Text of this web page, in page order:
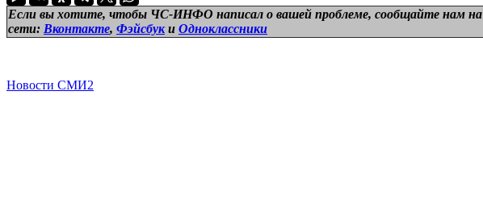
Если вы хотите, чтобы ЧС-ИНФО написал о вашей проблеме, сообщайте нам на
сети: Вконтакте, Фэйсбуки Одноклассники
Новости СМИ2